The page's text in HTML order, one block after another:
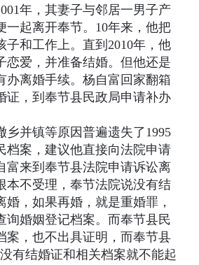
年，其妻子与邻居一男子产
一起离开奉节。10年来，他把
子和工作上。直到2010年，他
恋爱，并准备结婚。但他还是
办离婚手续。杨自富回家翻箱
证，到奉节县民政局申请补办
并镇等原因普遍遗失了1995
档案，建议他直接向法院申请
富来到奉节县法院申请诉讼离
本不受理，奉节法院说没有结
婚，如果再婚，就是重婚罪，
询婚姻登记档案。而奉节县民
案，也不出具证明，而奉节县
有结婚证和相关档案就不能起